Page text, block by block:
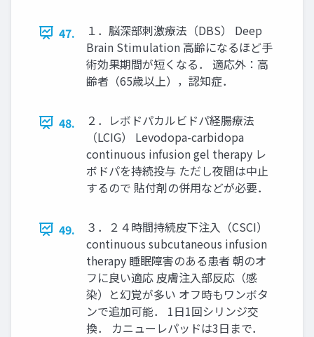
47.
１．脳深部刺激療法（DBS） Deep
Brain Stimulation 高齢になるほど手
術効果期間が短くなる． 適応外：高
齢者（65歳以上），認知症．
48.
２．レボドパカルビドパ経腸療法
（LCIG） Levodopa-carbidopa
continuous infusion gel therapy レ
ボドパを持続投与 ただし夜間は中止
するので 貼付剤の併用などが必要．
49.
３．２４時間持続皮下注入（CSCI）
continuous subcutaneous infusion
therapy 睡眠障害のある患者 朝のオ
フに良い適応 皮膚注入部反応（感
染）と幻覚が多い オフ時もワンボタ
ンで追加可能． 1日1回シリンジ交
換． カニューレパッドは3日まで．